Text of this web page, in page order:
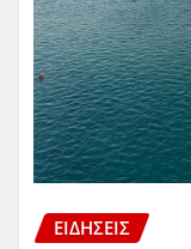
ΕΙΔΗΣΕΙΣ